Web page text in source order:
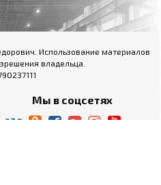
Использование материалов
владельца.
Мы в соцсетях